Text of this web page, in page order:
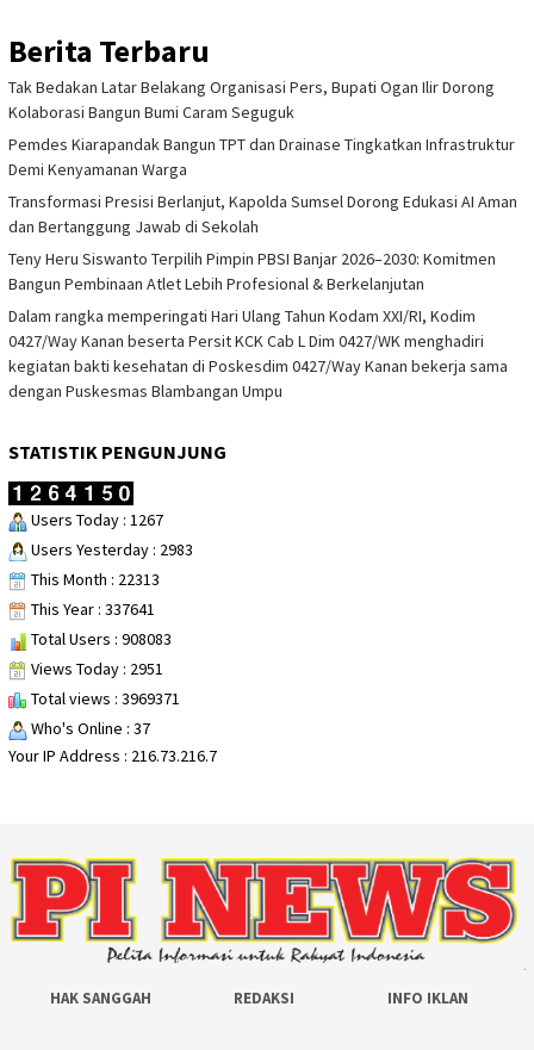
Berita Terbaru
Tak Bedakan Latar Belakang Organisasi Pers, Bupati Ogan Ilir Dorong
Kolaborasi Bangun Bumi Caram Seguguk
Pemdes Kiarapandak Bangun TPT dan Drainase Tingkatkan Infrastruktur
Demi Kenyamanan Warga
Transformasi Presisi Berlanjut, Kapolda Sumsel Dorong Edukasi AI Aman
dan Bertanggung Jawab di Sekolah
Teny Heru Siswanto Terpilih Pimpin PBSI Banjar 2026–2030: Komitmen
Bangun Pembinaan Atlet Lebih Profesional & Berkelanjutan
Dalam rangka memperingati Hari Ulang Tahun Kodam XXI/RI, Kodim
0427/Way Kanan beserta Persit KCK Cab L Dim 0427/WK menghadiri
kegiatan bakti kesehatan di Poskesdim 0427/Way Kanan bekerja sama
dengan Puskesmas Blambangan Umpu
STATISTIK PENGUNJUNG
Users Today : 1267
Users Yesterday : 2983
This Month : 22313
This Year : 337641
Total Users : 908083
Views Today : 2951
Total views : 3969371
Who's Online : 37
Your IP Address : 216.73.216.7
HAK SANGGAH REDAKSI INFO IKLAN